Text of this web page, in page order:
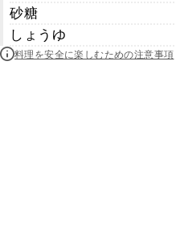
砂糖
しょうゆ
料理を安全に楽しむための注意事項